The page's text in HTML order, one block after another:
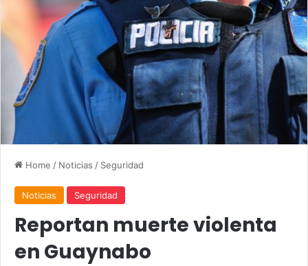
Home / Noticias / Seguridad
Noticias Seguridad
Reportan muerte violenta
en Guaynabo